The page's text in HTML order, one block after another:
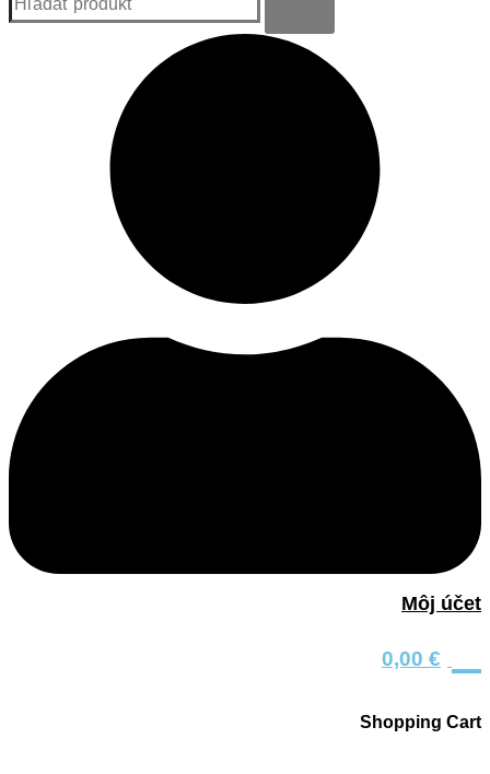
Môj účet
0,00 €
Shopping Cart